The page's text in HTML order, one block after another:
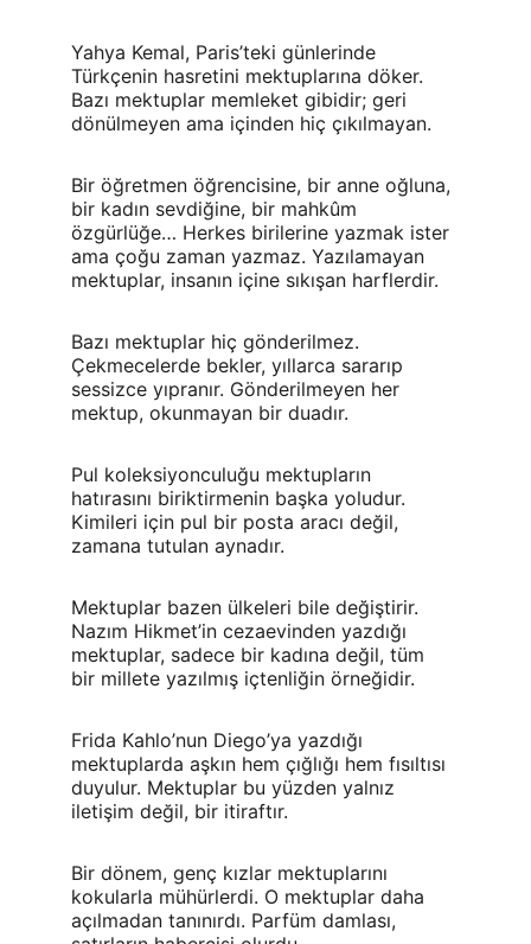
Yahya Kemal, Paris’teki günlerinde
Türkçenin hasretini mektuplarına döker.
Bazı mektuplar memleket gibidir; geri
dönülmeyen ama içinden hiç çıkılmayan.
Bir öğretmen öğrencisine, bir anne oğluna,
bir kadın sevdiğine, bir mahkûm
özgürlüğe… Herkes birilerine yazmak ister
ama çoğu zaman yazmaz. Yazılamayan
mektuplar, insanın içine sıkışan harflerdir.
Bazı mektuplar hiç gönderilmez.
Çekmecelerde bekler, yıllarca sararıp
sessizce yıpranır. Gönderilmeyen her
mektup, okunmayan bir duadır.
Pul koleksiyonculuğu mektupların
hatırasını biriktirmenin başka yoludur.
Kimileri için pul bir posta aracı değil,
zamana tutulan aynadır.
Mektuplar bazen ülkeleri bile değiştirir.
Nazım Hikmet’in cezaevinden yazdığı
mektuplar, sadece bir kadına değil, tüm
bir millete yazılmış içtenliğin örneğidir.
Frida Kahlo’nun Diego’ya yazdığı
mektuplarda aşkın hem çığlığı hem fısıltısı
duyulur. Mektuplar bu yüzden yalnız
iletişim değil, bir itiraftır.
Bir dönem, genç kızlar mektuplarını
kokularla mühürlerdi. O mektuplar daha
açılmadan tanınırdı. Parfüm damlası,